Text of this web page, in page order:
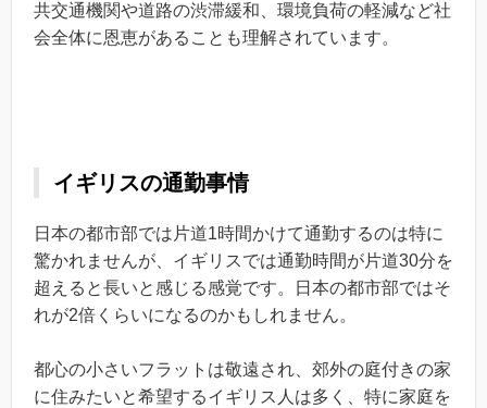
共交通機関や道路の渋滞緩和、環境負荷の軽減など社
会全体に恩恵があることも理解されています。
イギリスの通勤事情
日本の都市部では片道1時間かけて通勤するのは特に
驚かれませんが、イギリスでは通勤時間が片道30分を
超えると長いと感じる感覚です。日本の都市部ではそ
れが2倍くらいになるのかもしれません。
都心の小さいフラットは敬遠され、郊外の庭付きの家
に住みたいと希望するイギリス人は多く、特に家庭を